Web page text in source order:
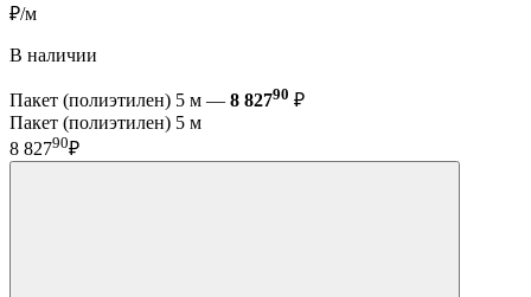
₽/м
В наличии
Пакет (полиэтилен) 5 м — 8 82790 ₽
Пакет (полиэтилен) 5 м
8 82790₽